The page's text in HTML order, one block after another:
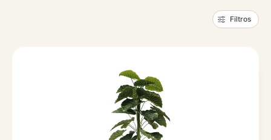
Filtros